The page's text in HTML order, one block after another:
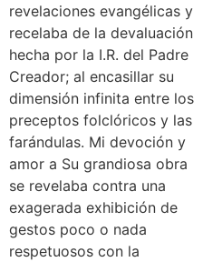
revelaciones evangélicas y
recelaba de la devaluación
hecha por la I.R. del Padre
Creador; al encasillar su
dimensión infinita entre los
preceptos folclóricos y las
farándulas. Mi devoción y
amor a Su grandiosa obra
se revelaba contra una
exagerada exhibición de
gestos poco o nada
respetuosos con la